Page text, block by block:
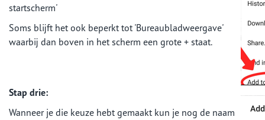
startscherm'
Soms blijft het ook beperkt tot 'Bureaubladweergave'
waarbij dan boven in het scherm een grote + staat.
Stap drie:
Wanneer je die keuze hebt gemaakt kun je nog de naam